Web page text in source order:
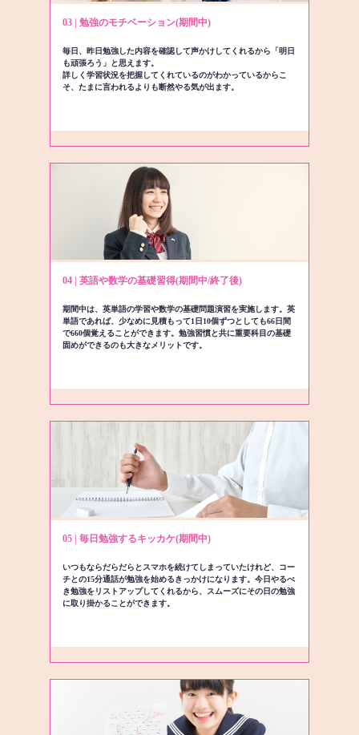
03 | 勉強のモチベーション(期間中)
毎日、昨日勉強した内容を確認して声かけしてくれるから「明日
も頑張ろう」と思えます。
詳しく学習状況を把握してくれているのがわかっているからこ
そ、たまに言われるよりも断然やる気が出ます。
04 | 英語や数学の基礎習得(期間中/終了後)
期間中は、英単語の学習や数学の基礎問題演習を実施します。英
単語であれば、少なめに見積もって1日10個ずつとしても66日間
で660個覚えることができます。勉強習慣と共に重要科目の基礎
固めができるのも大きなメリットです。
05 | 毎日勉強するキッカケ(期間中)
いつもならだらだらとスマホを続けてしまっていたけれど、コー
チとの15分通話が勉強を始めるきっかけになります。今日やるべ
き勉強をリストアップしてくれるから、スムーズにその日の勉強
に取り掛かることができます。